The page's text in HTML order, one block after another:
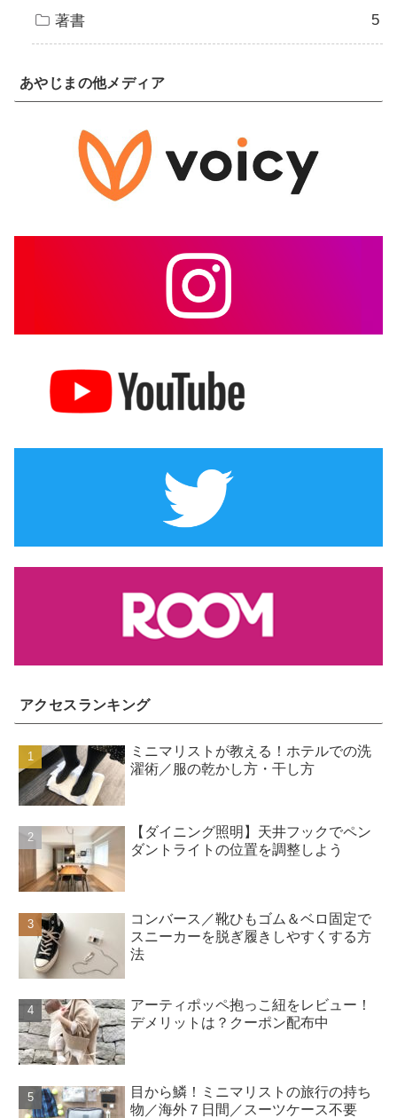
著書 5
あやじまの他メディア
アクセスランキング
ミニマリストが教える！ホテルでの洗
濯術／服の乾かし方・干し方
【ダイニング照明】天井フックでペン
ダントライトの位置を調整しよう
コンバース／靴ひもゴム＆ベロ固定で
スニーカーを脱ぎ履きしやすくする方
法
アーティポッペ抱っこ紐をレビュー！
デメリットは？クーポン配布中
目から鱗！ミニマリストの旅行の持ち
物／海外７日間／スーツケース不要